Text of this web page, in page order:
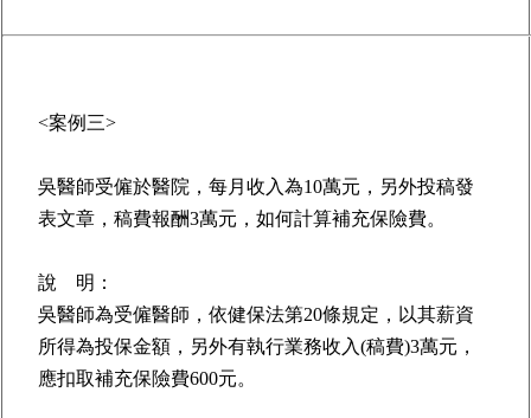
<案例三>
吳醫師受僱於醫院，每月收入為10萬元，另外投稿發
表文章，稿費報酬3萬元，如何計算補充保險費。
說 明：
吳醫師為受僱醫師，依健保法第20條規定，以其薪資
所得為投保金額，另外有執行業務收入(稿費)3萬元，
應扣取補充保險費600元。